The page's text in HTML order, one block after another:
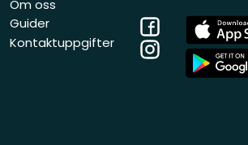
Om oss
Guider
Kontaktuppgifter
Facebook
Instagram
App
Store
App
Store